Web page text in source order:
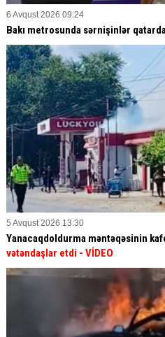
6 Avqust 2026 09:24
Bakı metrosunda sərnişinlər
5 Avqust 2026 13:30
Yanacaqdoldurma məntəqəsinin
vətəndaşlar etdi - VİDEO